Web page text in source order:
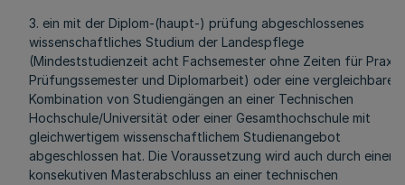
3. ein mit der Diplom-(haupt-) prüfung abgeschlossenes
wissenschaftliches Studium der Landespflege
(Mindeststudienzeit acht Fachsemester ohne Zeiten für
Prüfungssemester und Diplomarbeit) oder eine vergleichbare
Kombination von Studiengängen an einer Technischen
Hochschule/Universität oder einer Gesamthochschule mit
gleichwertigem wissenschaftlichem Studienangebot
abgeschlossen hat. Die Voraussetzung wird auch durch einen
konsekutiven Masterabschluss an einer technischen